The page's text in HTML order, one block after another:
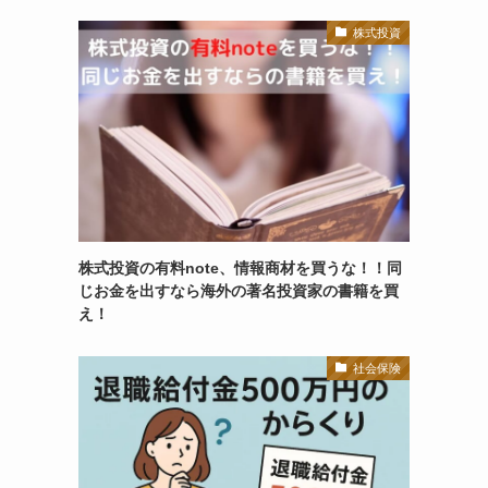
株式投資
株式投資の有料note、情報商材を買うな！！同
じお金を出すなら海外の著名投資家の書籍を買
え！
社会保険